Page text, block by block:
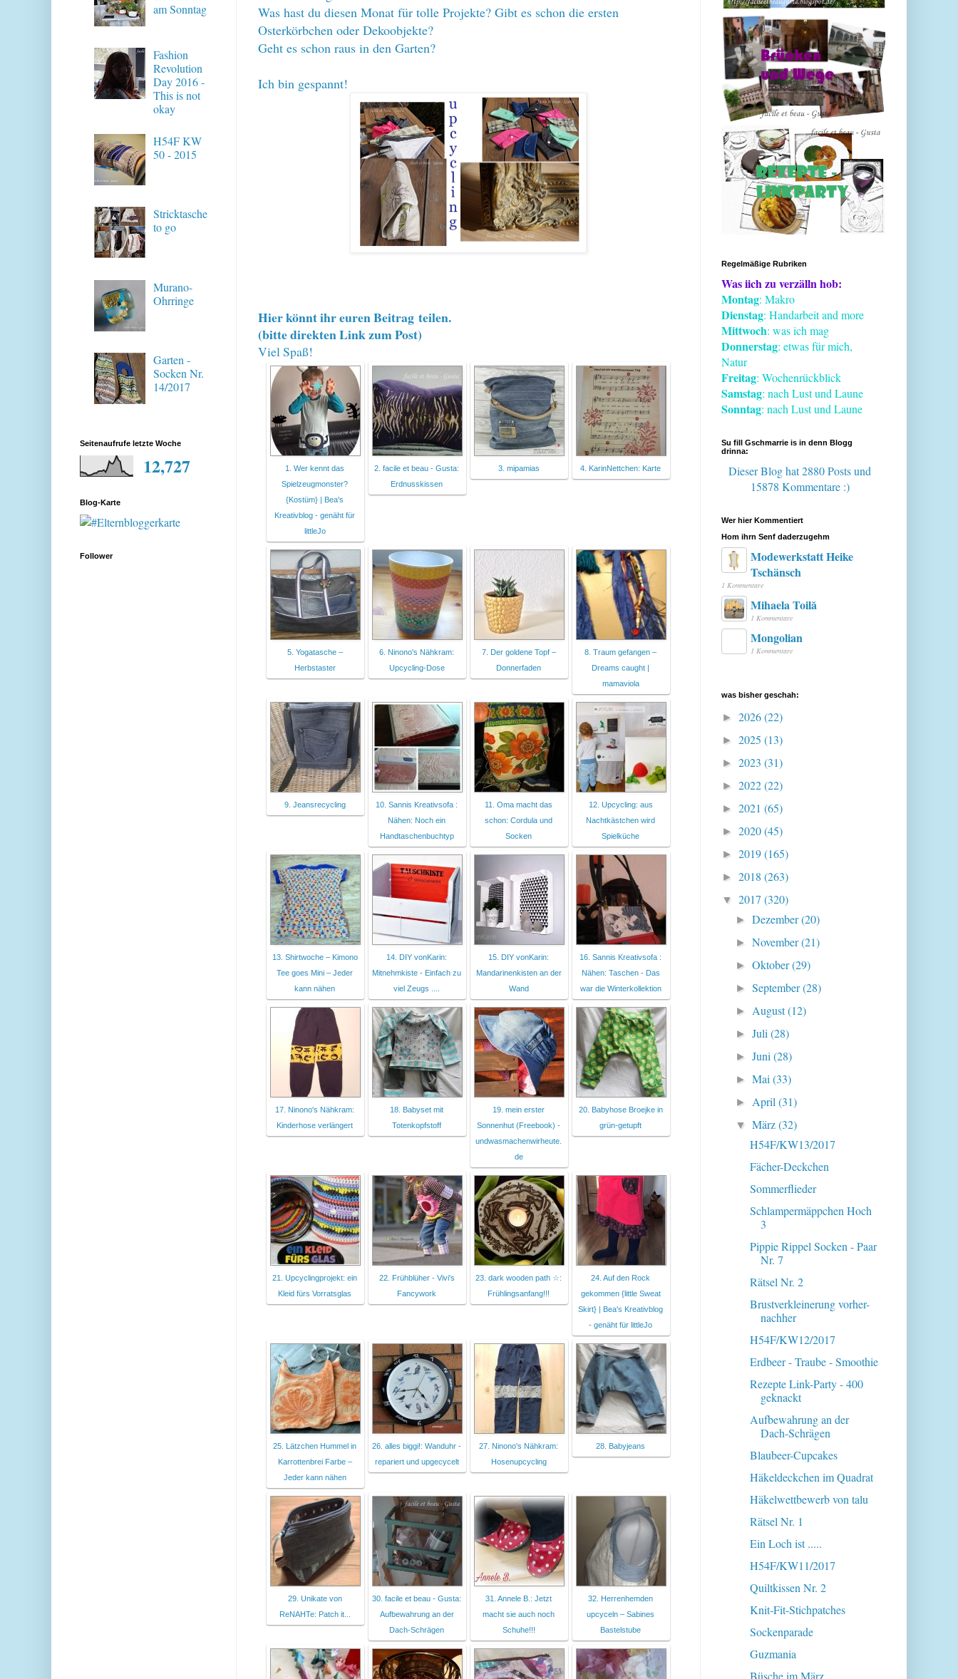
Was hast du diesen Monat für tolle Projekte? Gibt es schon die ersten
Osterkörbchen oder Dekoobjekte?
Geht es schon raus in den Garten?
Ich bin gespannt!
Hier könnt ihr euren Beitrag teilen.
(bitte direkten Link zum Post)
Viel Spaß!
1. Wer kennt das
Spielzeugmonster?
{Kostüm} | Bea's
Kreativblog - genäht für
littleJo
2. facile et beau - Gusta:
Erdnusskissen
3. mipamias 4. KarinNettchen: Karte
5. Yogatasche –
Herbstaster
6. Ninono's Nähkram:
Upcycling-Dose
7. Der goldene Topf –
Donnerfaden
8. Traum gefangen –
Dreams caught |
mamaviola
9. Jeansrecycling
10. Sannis Kreativsofa :
Nähen: Noch ein
Handtaschenbuchtyp
11. Oma macht das
schon: Cordula und
Socken
12. Upcycling: aus
Nachtkästchen wird
Spielküche
13. Shirtwoche – Kimono
Tee goes Mini – Jeder
kann nähen
14. DIY vonKarin:
Mitnehmkiste - Einfach zu
viel Zeugs ....
15. DIY vonKarin:
Mandarinenkisten an der
Wand
16. Sannis Kreativsofa :
Nähen: Taschen - Das
war die Winterkollektion
17. Ninono's Nähkram:
Kinderhose verlängert
18. Babyset mit
Totenkopfstoff
19. mein erster
Sonnenhut (Freebook) -
undwasmachenwirheute.
de
20. Babyhose Broejke in
grün-getupft
21. Upcyclingprojekt: ein
Kleid fürs Vorratsglas
22. Frühblüher - Vivi's
Fancywork
23. dark wooden path ☆:
Frühlingsanfang!!!
24. Auf den Rock
gekommen {little Sweat
Skirt} | Bea's Kreativblog
- genäht für littleJo
25. Lätzchen Hummel in
Karrottenbrei Farbe –
Jeder kann nähen
26. alles biggi!: Wanduhr -
repariert und upgecycelt
27. Ninono's Nähkram:
Hosenupcycling
28. Babyjeans
29. Unikate von
ReNAHTe: Patch it...
30. facile et beau - Gusta:
Aufbewahrung an der
Dach-Schrägen
31. Annele B.: Jetzt
macht sie auch noch
Schuhe!!!
32. Herrenhemden
upcyceln – Sabines
Bastelstube
am Sonntag
Fashion
Revolution
Day 2016 -
This is not
okay
H54F KW
50 - 2015
Stricktasche
to go
Murano-
Ohrringe
Garten -
Socken Nr.
14/2017
Seitenaufrufe letzte Woche
12,727
Blog-Karte
Follower
Regelmäßige Rubriken
Was iich zu verzälln hob:
Montag: Makro
Dienstag: Handarbeit and more
Mittwoch: was ich mag
Donnerstag: etwas für mich,
Natur
Freitag: Wochenrückblick
Samstag: nach Lust und Laune
Sonntag: nach Lust und Laune
Su fill Gschmarrie is in denn Blogg
drinna:
Dieser Blog hat 2880 Postsund
15878 Kommentare :)
Wer hier Kommentiert
Hom ihrn Senf daderzugehm
Modewerkstatt Heike
Tschänsch
1 Kommentare
Mihaela Toilă
1 Kommentare
Mongolian
1 Kommentare
was bisher geschah:
► 2026(22)
► 2025 (13)
► 2023 (31)
► 2022(22)
► 2021 (65)
► 2020(45)
► 2019(165)
► 2018 (263)
▼ 2017 (320)
►Dezember(20)
►November(21)
►Oktober(29)
►September(28)
► August(12)
►Juli(28)
►Juni(28)
►Mai(33)
► April(31)
▼März(32)
H54F/KW13/2017
Fächer-Deckchen
Sommerflieder
Schlampermäppchen Hoch
3
Pippie Rippel Socken - Paar
Nr. 7
Rätsel Nr. 2
Brustverkleinerung vorher-
nachher
H54F/KW12/2017
Erdbeer - Traube - Smoothie
Rezepte Link-Party - 400
geknackt
Aufbewahrung an der
Dach-Schrägen
Blaubeer-Cupcakes
Häkeldeckchen im Quadrat
Häkelwettbewerb von talu
Rätsel Nr. 1
Ein Loch ist .....
H54F/KW11/2017
Quiltkissen Nr. 2
Knit-Fit-Stichpatches
Sockenparade
Guzmania